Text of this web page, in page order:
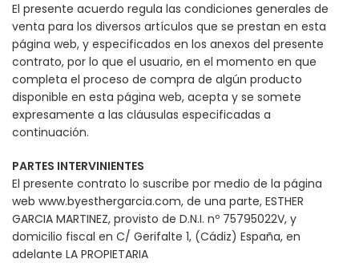
El presente acuerdo regula las condiciones generales de
venta para los diversos artículos que se prestan en esta
página web, y especificados en los anexos del presente
contrato, por lo que el usuario, en el momento en que
completa el proceso de compra de algún producto
disponible en esta página web, acepta y se somete
expresamente a las cláusulas especificadas a
continuación.
PARTES INTERVINIENTES
El presente contrato lo suscribe por medio de la página
web www.byesthergarcia.com, de una parte, ESTHER
GARCIA MARTINEZ, provisto de D.N.I. nº 75795022V, y
domicilio fiscal en C/ Gerifalte 1, (Cádiz) España, en
adelante LA PROPIETARIA